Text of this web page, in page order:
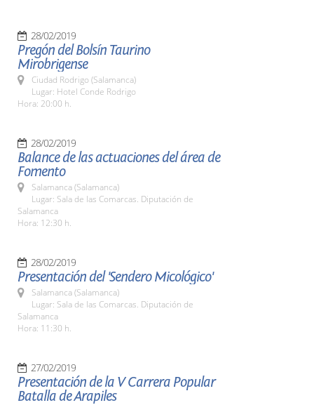
28/02/2019
Pregón del Bolsín Taurino
Mirobrigense
Ciudad Rodrigo (Salamanca)
Lugar: Hotel Conde Rodrigo
Hora: 20:00 h.
28/02/2019
Balance de las actuaciones del área de
Fomento
Salamanca (Salamanca)
Lugar: Sala de las Comarcas. Diputación de
Salamanca
Hora: 12:30 h.
28/02/2019
Presentación del 'Sendero Micológico'
Salamanca (Salamanca)
Lugar: Sala de las Comarcas. Diputación de
Salamanca
Hora: 11:30 h.
27/02/2019
Presentación de la V Carrera Popular
Batalla de Arapiles